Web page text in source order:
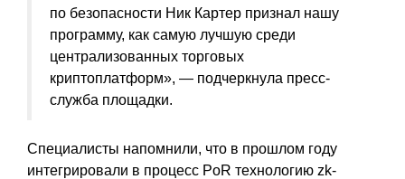
по безопасности Ник Картер признал нашу
программу, как самую лучшую среди
централизованных торговых
криптоплатформ», — подчеркнула пресс-
служба площадки.
Специалисты напомнили, что в прошлом году
интегрировали в процесс PoR технологию zk-